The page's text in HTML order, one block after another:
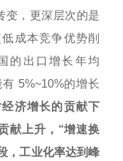
变，更深层次的是
成本竞争优势削
的出口增长年均
5%~10%的增长
济增长的贡献下
献上升，“增速换
，工业化率达到峰